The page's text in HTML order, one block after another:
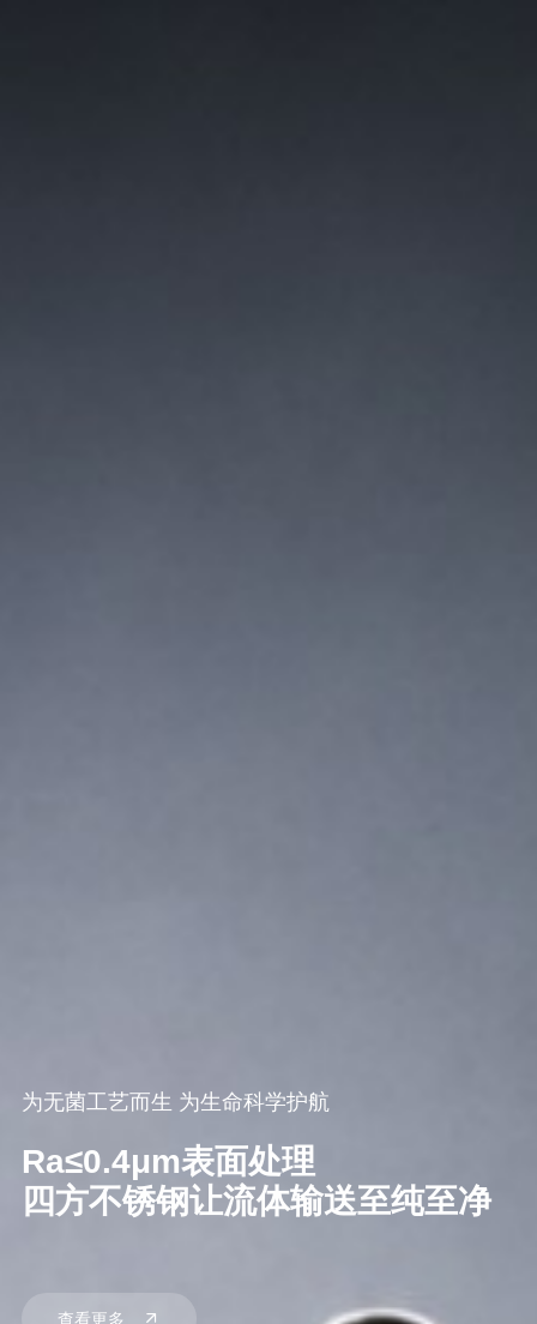
为无菌工艺而生 为生命科学护航
Ra≤0.4μm表面处理
四方不锈钢让流体输送至纯至净
查看更多